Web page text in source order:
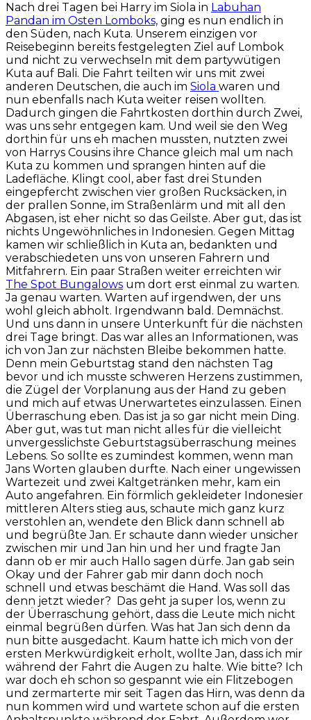
Nach drei Tagen bei Harry im Siola in Labuhan
Pandan im Osten Lomboks, ging es nun endlich in
den Süden, nach Kuta. Unserem einzigen vor
Reisebeginn bereits festgelegten Ziel auf Lombok
und nicht zu verwechseln mit dem partywütigen
Kuta auf Bali. Die Fahrt teilten wir uns mit zwei
anderen Deutschen, die auch im Siola waren und
nun ebenfalls nach Kuta weiter reisen wollten.
Dadurch gingen die Fahrtkosten dorthin durch Zwei,
was uns sehr entgegen kam. Und weil sie den Weg
dorthin für uns eh machen mussten, nutzten zwei
von Harrys Cousins ihre Chance gleich mal um nach
Kuta zu kommen und sprangen hinten auf die
Ladefläche. Klingt cool, aber fast drei Stunden
eingepfercht zwischen vier großen Rucksäcken, in
der prallen Sonne, im Straßenlärm und mit all den
Abgasen, ist eher nicht so das Geilste. Aber gut, das ist
nichts Ungewöhnliches in Indonesien. Gegen Mittag
kamen wir schließlich in Kuta an, bedankten und
verabschiedeten uns von unseren Fahrern und
Mitfahrern. Ein paar Straßen weiter erreichten wir
The Spot Bungalows um dort erst einmal zu warten.
Ja genau warten. Warten auf irgendwen, der uns
wohl gleich abholt. Irgendwann bald. Demnächst.
Und uns dann in unsere Unterkunft für die nächsten
drei Tage bringt. Das war alles an Informationen, was
ich von Jan zur nächsten Bleibe bekommen hatte.
Denn mein Geburtstag stand den nächsten Tag
bevor und ich musste schweren Herzens zustimmen,
die Zügel der Vorplanung aus der Hand zu geben
und mich auf etwas Unerwartetes einzulassen. Einen
Überraschung eben. Das ist ja so gar nicht mein Ding.
Aber gut, was tut man nicht alles für die vielleicht
unvergesslichste Geburtstagsüberraschung meines
Lebens. So sollte es zumindest kommen, wenn man
Jans Worten glauben durfte. Nach einer ungewissen
Wartezeit und zwei Kaltgetränken mehr, kam ein
Auto angefahren. Ein förmlich gekleideter Indonesier
mittleren Alters stieg aus, schaute mich ganz kurz
verstohlen an, wendete den Blick dann schnell ab
und begrüßte Jan. Er schaute dann wieder unsicher
zwischen mir und Jan hin und her und fragte Jan
dann ob er mir auch Hallo sagen dürfe. Jan gab sein
Okay und der Fahrer gab mir dann doch noch
schnell und etwas beschämt die Hand. Was soll das
denn jetzt wieder? Das geht ja super los, wenn zu
der Überraschung gehört, dass die Leute mich nicht
einmal begrüßen dürfen. Was hat Jan sich denn da
nun bitte ausgedacht. Kaum hatte ich mich von der
ersten Merkwürdigkeit erholt, wollte Jan, dass ich mir
während der Fahrt die Augen zu halte. Wie bitte? Ich
war doch eh schon so gespannt wie ein Flitzebogen
und zermarterte mir seit Tagen das Hirn, was denn da
nun kommen wird und wartete schon auf die ersten